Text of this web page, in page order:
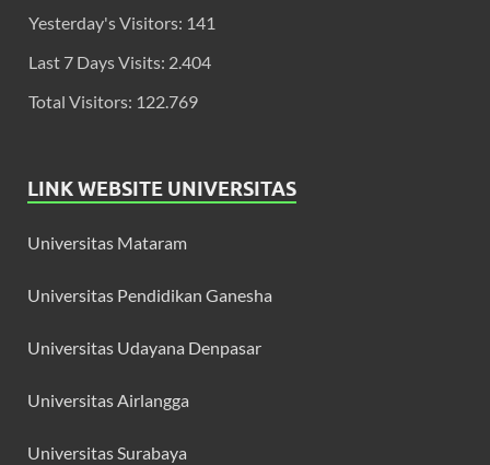
Yesterday's Visitors: 141
Last 7 Days Visits: 2.404
Total Visitors: 122.769
LINK WEBSITE UNIVERSITAS
Universitas Mataram
Universitas Pendidikan Ganesha
Universitas Udayana Denpasar
Universitas Airlangga
Universitas Surabaya